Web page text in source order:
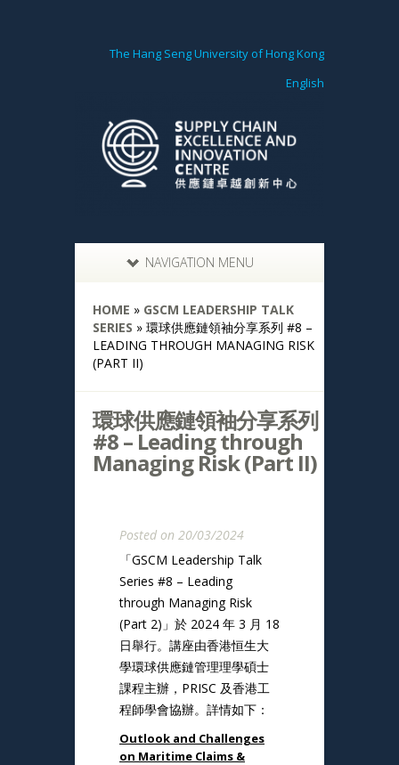
The Hang Seng University of Hong Kong
English
NAVIGATION MENU
HOME » GSCM LEADERSHIP TALK
SERIES » 環球供應鏈領袖分享系列 #8 –
LEADING THROUGH MANAGING RISK
(PART II)
環球供應鏈領袖分享系列
#8 – Leading through
Managing Risk (Part II)
Posted on 20/03/2024
「GSCM Leadership Talk
Series #8 – Leading
through Managing Risk
(Part 2)」於 2024 年 3 月 18
日舉行。講座由香港恒生大
學環球供應鏈管理理學碩士
課程主辦，PRISC 及香港工
程師學會協辦。詳情如下：
Outlook and Challenges
on Maritime Claims &